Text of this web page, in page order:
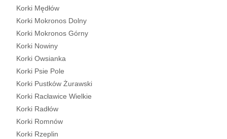
Korki Mędłów
Korki Mokronos Dolny
Korki Mokronos Górny
Korki Nowiny
Korki Owsianka
Korki Psie Pole
Korki Pustków Żurawski
Korki Racławice Wielkie
Korki Radłów
Korki Romnów
Korki Rzeplin